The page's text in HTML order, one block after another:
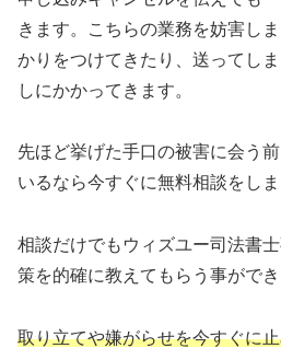
きます。こちらの業務を妨害し
かりをつけてきたり、送ってし
しにかかってきます。
先ほど挙げた手口の被害に会う
いるなら今すぐに無料相談をしま
相談だけでもウィズユー司法書
策を的確に教えてもらう事ができ
取り立てや嫌がらせを今すぐに